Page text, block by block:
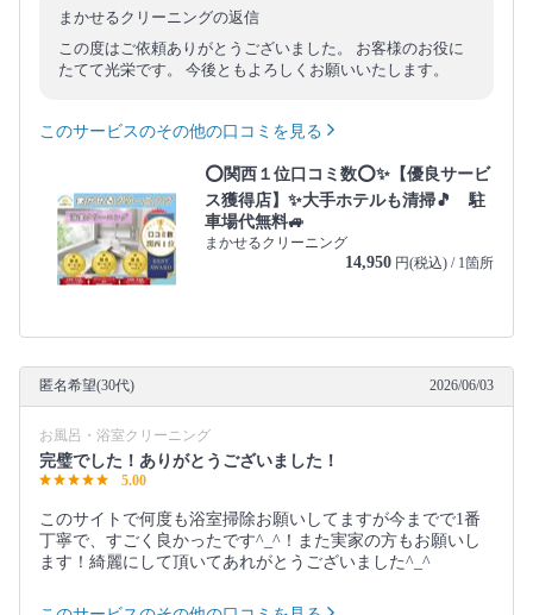
まかせるクリーニングの返信
この度はご依頼ありがとうございました。 お客様のお役に
たてて光栄です。 今後ともよろしくお願いいたします。
このサービスのその他の口コミを見る
⭕関西１位口コミ数⭕✨【優良サービ
ス獲得店】✨大手ホテルも清掃🎵 駐
車場代無料🚙
まかせるクリーニング
14,950 円(税込) / 1箇所
匿名希望(30代) 2026/06/03
お風呂・浴室クリーニング
完璧でした！ありがとうございました！
5.00
このサイトで何度も浴室掃除お願いしてますが今までで1番
丁寧で、すごく良かったです^_^！また実家の方もお願いし
ます！綺麗にして頂いてあれがとうございました^_^